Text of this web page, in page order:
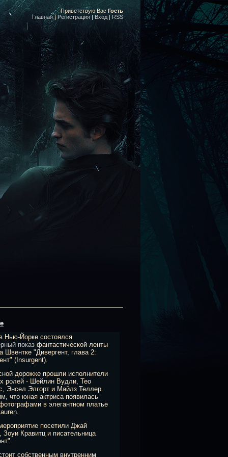
Приветствую Вас Гость
Главная|Регистрация | Вход | RSS
Нью-Йорке состоялся
показ фантастической ленты
Швентке "Дивергент, глава 2:
(Insurgent).
дорожке прошли исполнители
ролей - Шейлин Вудли, Тео
Энсел Элгорт и Майлз Теллер.
что юная актриса появилась
в элегантном платье
посетили Джай
Зоуи Кравитц и писательница
собственным внутренним